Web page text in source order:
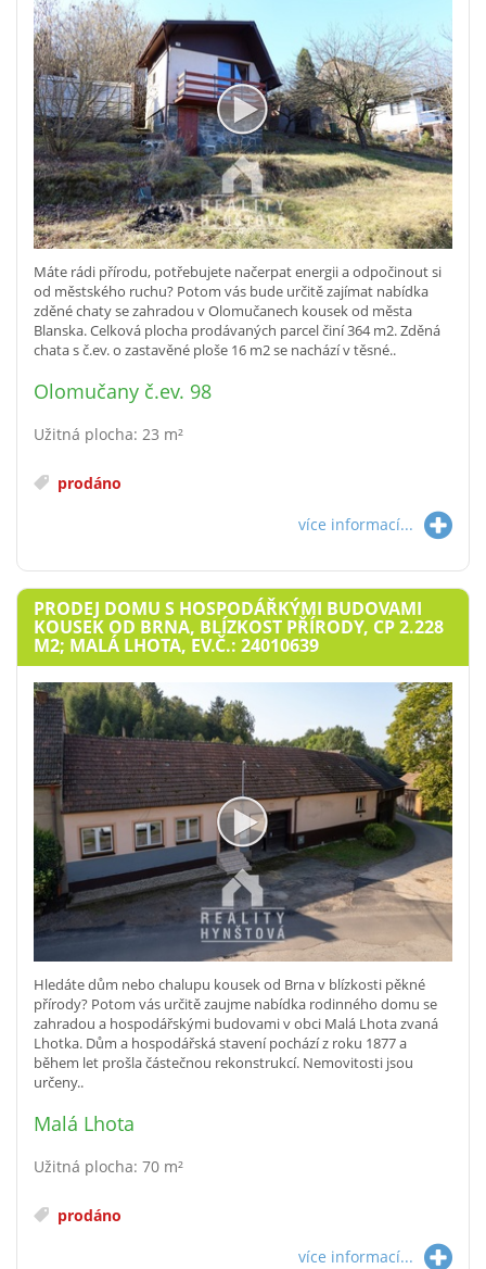
Máte rádi přírodu, potřebujete načerpat energii a odpočinout si
od městského ruchu? Potom vás bude určitě zajímat nabídka
zděné chaty se zahradou v Olomučanech kousek od města
Blanska. Celková plocha prodávaných parcel činí 364 m2. Zděná
chata s č.ev. o zastavěné ploše 16 m2 se nachází v těsné..
Olomučany č.ev. 98
Užitná plocha: 23 m²
prodáno
více informací...
PRODEJ DOMU S HOSPODÁŘKÝMI BUDOVAMI
KOUSEK OD BRNA, BLÍZKOST PŘÍRODY, CP 2.228
M2; MALÁ LHOTA, EV.Č.: 24010639
Hledáte dům nebo chalupu kousek od Brna v blízkosti pěkné
přírody? Potom vás určitě zaujme nabídka rodinného domu se
zahradou a hospodářskými budovami v obci Malá Lhota zvaná
Lhotka. Dům a hospodářská stavení pochází z roku 1877 a
během let prošla částečnou rekonstrukcí. Nemovitosti jsou
určeny..
Malá Lhota
Užitná plocha: 70 m²
prodáno
více informací...